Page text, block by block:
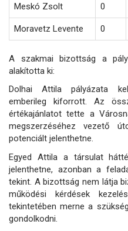
Meskó Zsolt 0
Moravetz Levente 0
A szakmai bizottság a
alakította ki:
Dolhai Attila pályázata
emberileg kiforrott. Az
értékajánlatot tette a
megszerzéséhez vezető
potenciált jelenthetne.
Egyed Attila a társulat
jelenthetne, azonban a
tekint. A bizottság nem látja
működési kérdések
tekintetében merne a
gondolkodni.